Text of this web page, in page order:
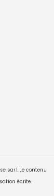
sarl. Le contenu
écrite.